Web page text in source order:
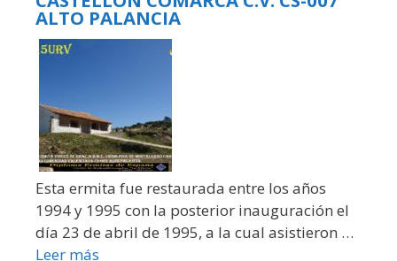
ALTO PALANCIA
Esta ermita fue restaurada entre los años
1994 y 1995 con la posterior inauguración el
día 23 de abril de 1995, a la cual asistieron …
Leer más